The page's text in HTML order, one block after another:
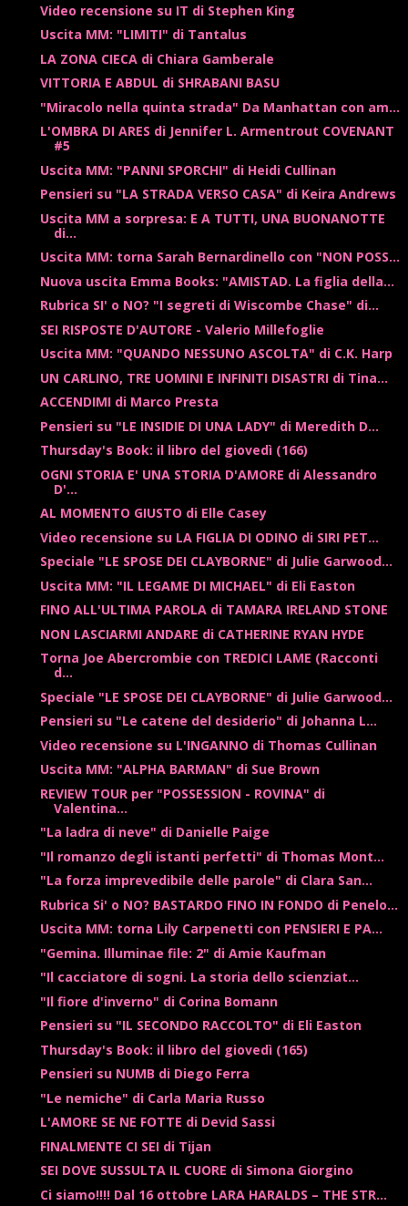
Video recensione su IT di Stephen King
Uscita MM: "LIMITI" di Tantalus
LA ZONA CIECA di Chiara Gamberale
VITTORIA E ABDUL di SHRABANI BASU
"Miracolo nella quinta strada" Da Manhattan con am...
L'OMBRA DI ARES di Jennifer L. Armentrout COVENANT
#5
Uscita MM: "PANNI SPORCHI" di Heidi Cullinan
Pensieri su "LA STRADA VERSO CASA" di Keira Andrews
Uscita MM a sorpresa: E A TUTTI, UNA BUONANOTTE
di...
Uscita MM: torna Sarah Bernardinello con "NON POSS...
Nuova uscita Emma Books: "AMISTAD. La figlia della...
Rubrica SI' o NO? "I segreti di Wiscombe Chase" di...
SEI RISPOSTE D'AUTORE - Valerio Millefoglie
Uscita MM: "QUANDO NESSUNO ASCOLTA" di C.K. Harp
UN CARLINO, TRE UOMINI E INFINITI DISASTRI di Tina...
ACCENDIMI di Marco Presta
Pensieri su "LE INSIDIE DI UNA LADY" di Meredith D...
Thursday's Book: il libro del giovedì (166)
OGNI STORIA E' UNA STORIA D'AMORE di Alessandro
D'...
AL MOMENTO GIUSTO di Elle Casey
Video recensione su LA FIGLIA DI ODINO di SIRI PET...
Speciale "LE SPOSE DEI CLAYBORNE" di Julie Garwood...
Uscita MM: "IL LEGAME DI MICHAEL" di Eli Easton
FINO ALL'ULTIMA PAROLA di TAMARA IRELAND STONE
NON LASCIARMI ANDARE di CATHERINE RYAN HYDE
Torna Joe Abercrombie con TREDICI LAME (Racconti
d...
Speciale "LE SPOSE DEI CLAYBORNE" di Julie Garwood...
Pensieri su "Le catene del desiderio" di Johanna L...
Video recensione su L'INGANNO di Thomas Cullinan
Uscita MM: "ALPHA BARMAN" di Sue Brown
REVIEW TOUR per "POSSESSION - ROVINA" di
Valentina...
"La ladra di neve" di Danielle Paige
"Il romanzo degli istanti perfetti" di Thomas Mont...
"La forza imprevedibile delle parole" di Clara San...
Rubrica Si' o NO? BASTARDO FINO IN FONDO di Penelo...
Uscita MM: torna Lily Carpenetti con PENSIERI E PA...
"Gemina. Illuminae file: 2" di Amie Kaufman
"Il cacciatore di sogni. La storia dello scienziat...
"Il fiore d'inverno" di Corina Bomann
Pensieri su "IL SECONDO RACCOLTO" di Eli Easton
Thursday's Book: il libro del giovedì (165)
Pensieri su NUMB di Diego Ferra
"Le nemiche" di Carla Maria Russo
L'AMORE SE NE FOTTE di Devid Sassi
FINALMENTE CI SEI di Tijan
SEI DOVE SUSSULTA IL CUORE di Simona Giorgino
Ci siamo!!!! Dal 16 ottobre LARA HARALDS – THE STR...